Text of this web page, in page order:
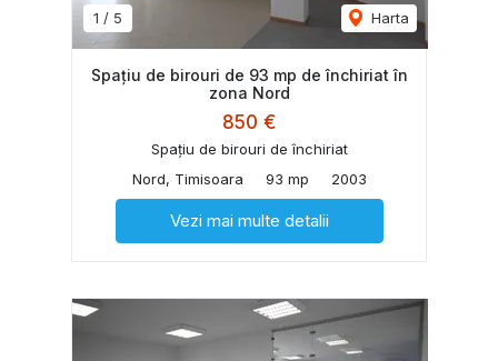
1 / 5 Harta
Spațiu de birouri de 93 mp de închiriat în
zona Nord
850 €
Spațiu de birouri de închiriat
Nord, Timisoara
93 mp 2003
Vezi mai multe detalii